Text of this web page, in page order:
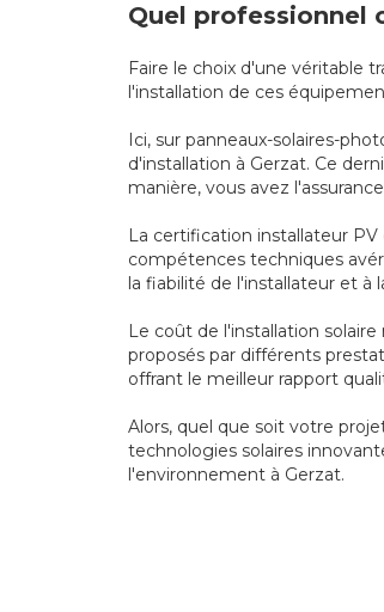
Quel professionnel
Faire le choix d'une véritable
l'installation de ces
Ici, sur panneaux-solaires-
d'installation à Gerzat. Ce
manière, vous avez
La certification installateur
compétences techniques
la fiabilité de l'installateur et à
Le coût de l'installation
proposés par différents
offrant le meilleur rapport
Alors, quel que soit votre
technologies solaires
l'environnement à Gerzat.